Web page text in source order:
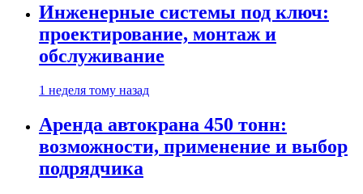
Инженерные системы под ключ:
проектирование, монтаж и
обслуживание
1 неделя тому назад
Аренда автокрана 450 тонн:
возможности, применение и выбор
подрядчика